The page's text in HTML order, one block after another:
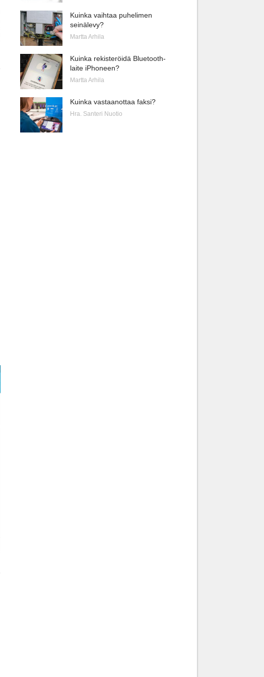
Kuinka vaihtaa puhelimen
seinälevy?
Martta Arhila
Kuinka rekisteröidä Bluetooth-
laite iPhoneen?
Martta Arhila
Kuinka vastaanottaa faksi?
Hra. Santeri Nuotio